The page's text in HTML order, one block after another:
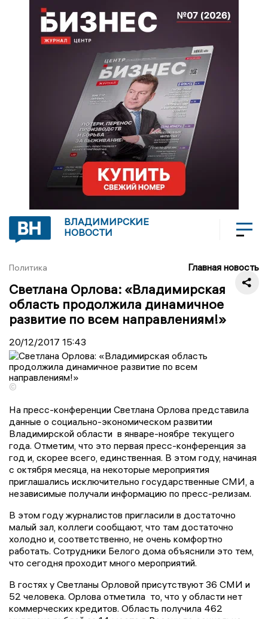
ВЛАДИМИРСКИЕ
НОВОСТИ
Политика Главная новость
Светлана Орлова: «Владимирская
область продолжила динамичное
развитие по всем направлениям!»
20/12/2017 15:43
©
На пресс-конференции Светлана Орлова представила
данные о социально-экономическом развитии
Владимирской области в январе-ноябре текущего
года. Отметим, что это первая пресс-конференция за
год и, скорее всего, единственная. В этом году, начиная
с октября месяца, на некоторые мероприятия
приглашались исключительно государственные СМИ, а
независимые получали информацию по пресс-релизам.
В этом году журналистов пригласили в достаточно
малый зал, коллеги сообщают, что там достаточно
холодно и, соответственно, не очень комфортно
работать. Сотрудники Белого дома объяснили это тем,
что сегодня проходит много мероприятий.
В гостях у Светланы Орловой присутствуют 36 СМИ и
52 человека. Орлова отметила то, что у области нет
коммерческих кредитов. Область получила 462